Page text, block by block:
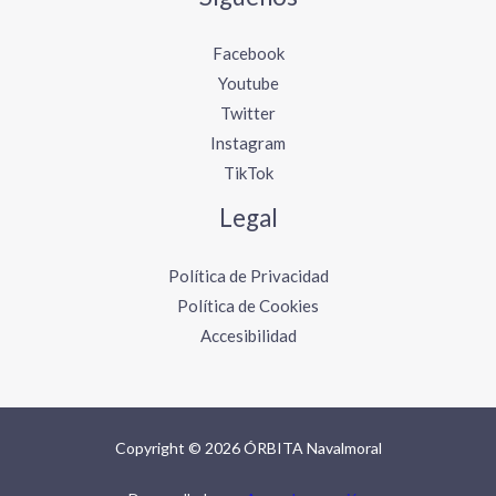
Facebook
Youtube
Twitter
Instagram
TikTok
Legal
Política de Privacidad
Política de Cookies
Accesibilidad
Copyright © 2026 ÓRBITA Navalmoral